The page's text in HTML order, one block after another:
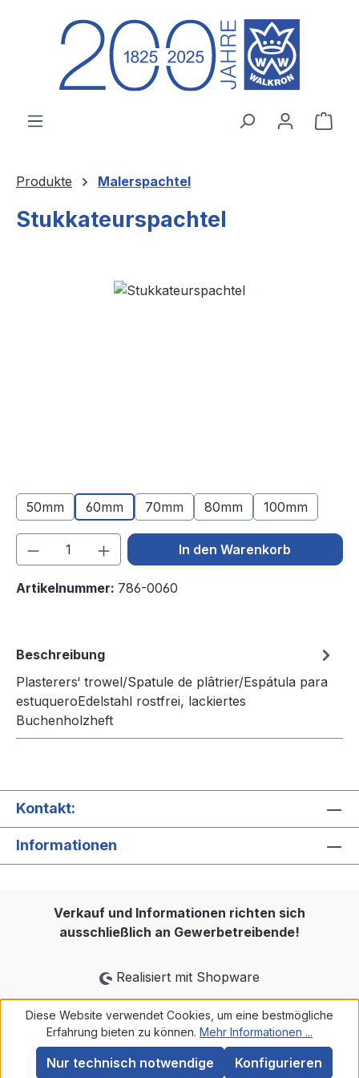
Zum Hauptinhalt springen
Produkte Malerspachtel
Stukkateurspachtel
Bildergalerie überspringen
50mm 60mm 70mm 80mm 100mm
Produkt Anzahl: Gib denIn den Warenkorb
Artikelnummer: 786-0060
Beschreibung
Plasterers‘ trowel/Spatule de plâtrier/Espátula para
estuqueroEdelstahl rostfrei, lackiertes
Buchenholzheft
Kontakt:
Informationen
Verkauf und Informationen richten sich
ausschließlich an Gewerbetreibende!
Realisiert mit Shopware
Diese Website verwendet Cookies, um eine bestmögliche
Erfahrung bieten zu können. Mehr Informationen ...
Nur technisch notwendige Konfigurieren